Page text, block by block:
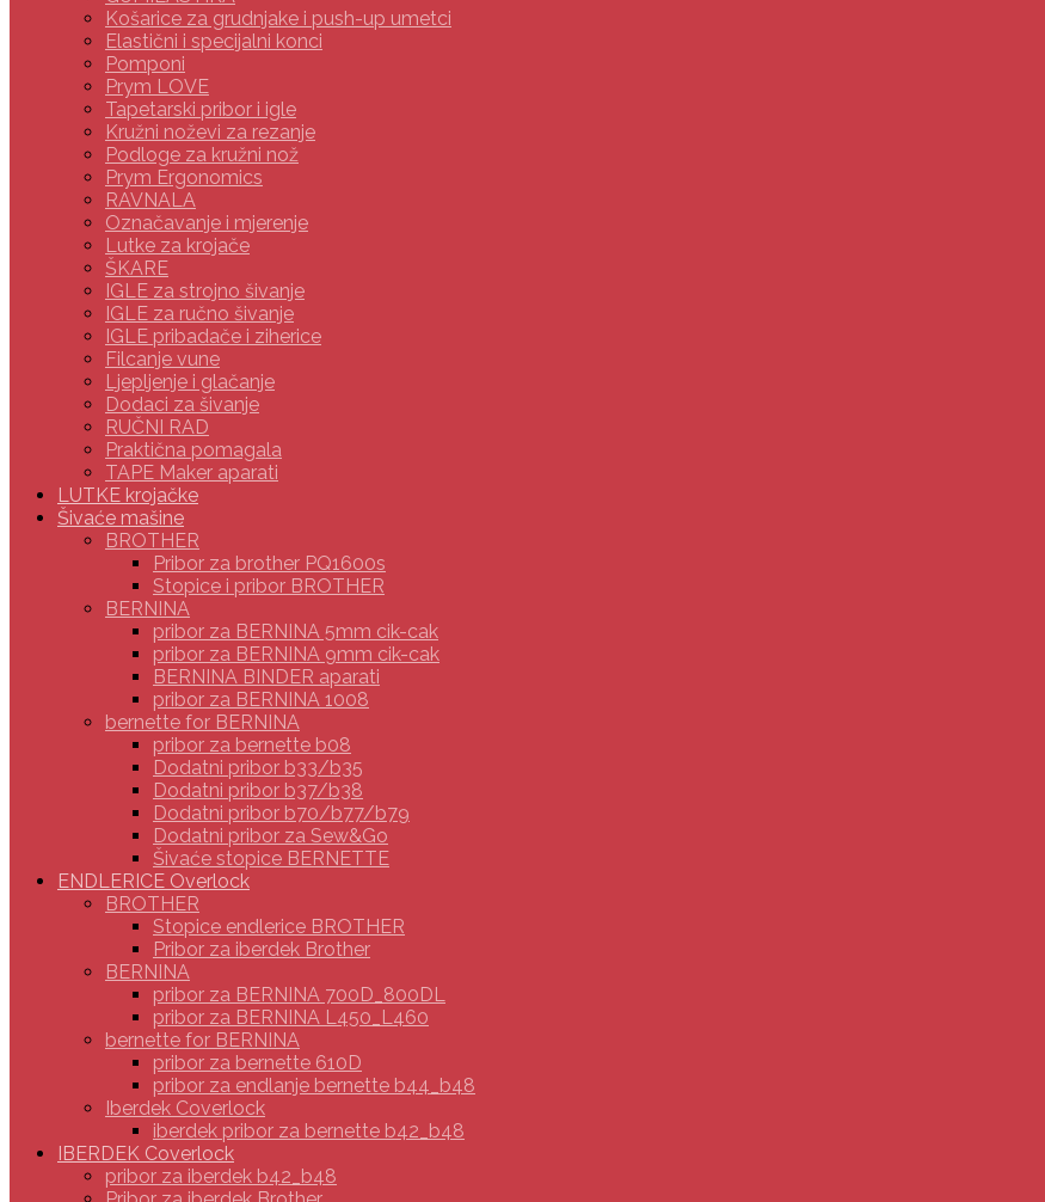
Košarice za grudnjake i push-up umetci
Elastični i specijalni konci
Pomponi
Prym LOVE
Tapetarski pribor i igle
Kružni noževi za rezanje
Podloge za kružni nož
Prym Ergonomics
RAVNALA
Označavanje i mjerenje
Lutke za krojače
ŠKARE
IGLE za strojno šivanje
IGLE za ručno šivanje
IGLE pribadače i ziherice
Filcanje vune
Ljepljenje i glačanje
Dodaci za šivanje
RUČNI RAD
Praktična pomagala
TAPE Maker aparati
LUTKE krojačke
Šivaće mašine
BROTHER
Pribor za brother PQ1600s
Stopice i pribor BROTHER
BERNINA
pribor za BERNINA 5mm cik-cak
pribor za BERNINA 9mm cik-cak
BERNINA BINDER aparati
pribor za BERNINA 1008
bernette for BERNINA
pribor za bernette b08
Dodatni pribor b33/b35
Dodatni pribor b37/b38
Dodatni pribor b70/b77/b79
Dodatni pribor za Sew&Go
Šivaće stopice BERNETTE
ENDLERICE Overlock
BROTHER
Stopice endlerice BROTHER
Pribor za iberdek Brother
BERNINA
pribor za BERNINA 700D_800DL
pribor za BERNINA L450_L460
bernette for BERNINA
pribor za bernette 610D
pribor za endlanje bernette b44_b48
Iberdek Coverlock
iberdek pribor za bernette b42_b48
IBERDEK Coverlock
pribor za iberdek b42_b48